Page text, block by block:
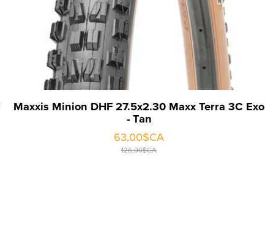
Maxxis Minion DHF 27.5x2.30 Maxx Terra 3C Exo
- Tan
63,00$CA
126,00$CA